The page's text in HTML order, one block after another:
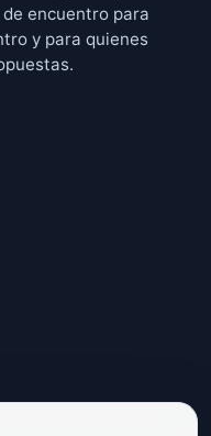
encuentro para
y para quienes